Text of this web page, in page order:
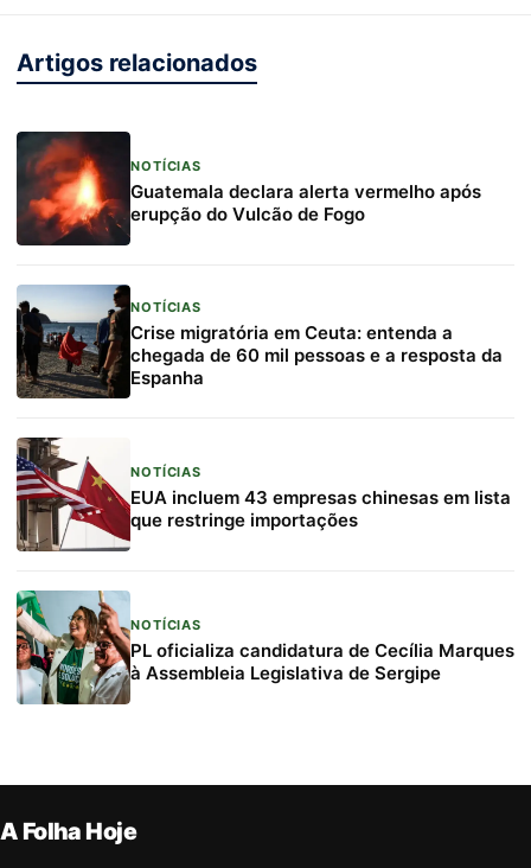
Artigos relacionados
NOTÍCIAS
Guatemala declara alerta vermelho após
erupção do Vulcão de Fogo
NOTÍCIAS
Crise migratória em Ceuta: entenda a
chegada de 60 mil pessoas e a resposta da
Espanha
NOTÍCIAS
EUA incluem 43 empresas chinesas em lista
que restringe importações
NOTÍCIAS
PL oficializa candidatura de Cecília Marques
à Assembleia Legislativa de Sergipe
A Folha Hoje